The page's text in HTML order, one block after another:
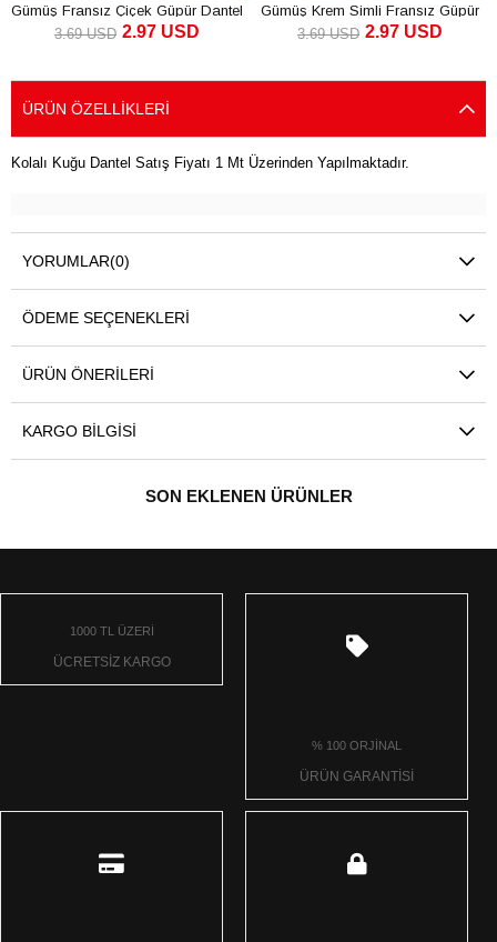
Gümüş Fransız Çiçek Güpür Dantel
2.97 USD
3.69 USD
Gümüş Krem Simli Fransız Güpür
Dantel
2.97 USD
3.69 USD
ÜRÜN ÖZELLIKLERI
Kolalı Kuğu Dantel Satış Fiyatı 1 Mt Üzerinden Yapılmaktadır.
YORUMLAR(0)
ÖDEME SEÇENEKLERI
ÜRÜN ÖNERILERI
KARGO BILGISI
SON EKLENEN ÜRÜNLER
1000 TL ÜZERİ
ÜCRETSİZ KARGO
% 100 ORJİNAL
ÜRÜN GARANTİSİ